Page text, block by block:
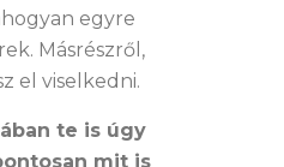
egyre
Másrészről,
el viselkedni.
te is úgy
mit is